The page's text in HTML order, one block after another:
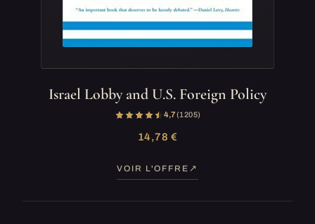
Israel Lobby and U.S. Foreign Policy
4,7(1 205)
14,78 €
VOIR L'OFFRE